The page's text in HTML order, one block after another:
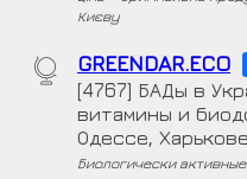
Києву
GREENDAR.ECO
[4767] БАДы в
витамины и
Одессе, Харькове
Биологически